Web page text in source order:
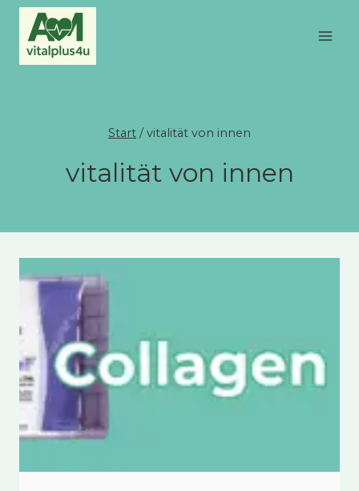
Zum
Inhalt
springen
Start / vitalität von innen
vitalität von innen